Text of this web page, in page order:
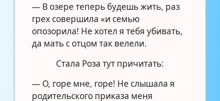
— В озере теперь будешь жить, раз
грех совершила «и семью
опозорила! Не хотел я тебя убивать,
да мать с отцом так велели.
Стала Роза тут причитать:
— О, горе мне, горе! Не слышала я
родительского приказа меня